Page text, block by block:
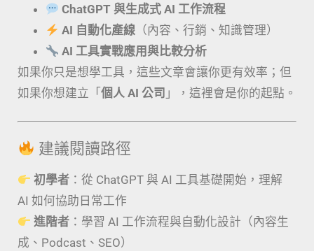
ChatGPT 與生成式 AI 工作流程
AI 自動化產線 （內容、行銷、知識管理）
AI 工具實戰應用與比較分析
如果你只是想學工具，這些文章會讓你更有效率；但
如果你想建立「 個人 AI 公司 」，這裡會是你的起點。
建議閱讀路徑
初學者 ：從 ChatGPT 與 AI 工具基礎開始，理解
AI 如何協助日常工作
進階者 ：學習 AI 工作流程與自動化設計（內容生
成、Podcast、SEO）